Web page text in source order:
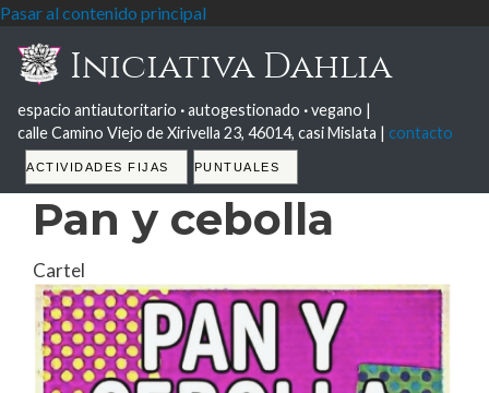
Pasar al contenido principal
Iniciativa Dahlia
espacio antiautoritario ·autogestionado ·vegano |
calle Camino Viejo de Xirivella 23, 46014, casi Mislata | contacto
Tabs
ACTIVIDADES FIJAS PUNTUALES
Pan y cebolla
Cartel